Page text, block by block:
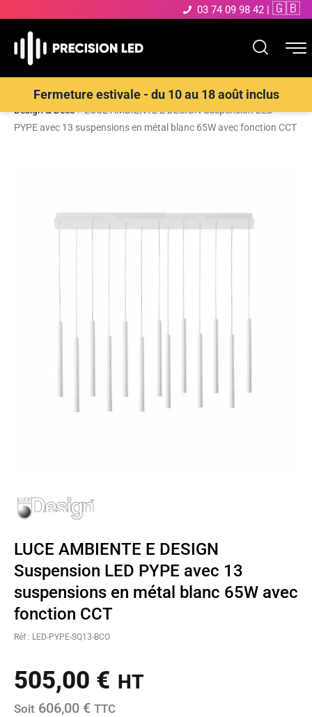
03 74 09 98 42 | 🇬🇧
Fermeture estivale - du 10 au 18 août inclus
Accueil>Boutique>ECLAIRAGE INTERIEUR LED>Suspensions
Design & Déco>LUCE AMBIENTE E DESIGN Suspension LED
PYPE avec 13 suspensions en métal blanc 65W avec fonction CCT
LUCE AMBIENTE E DESIGN
Suspension LED PYPE avec 13
suspensions en métal blanc 65W avec
fonction CCT
Réf : LED-PYPE-SQ13-BCO
505,00 € HT
Soit 606,00 € TTC